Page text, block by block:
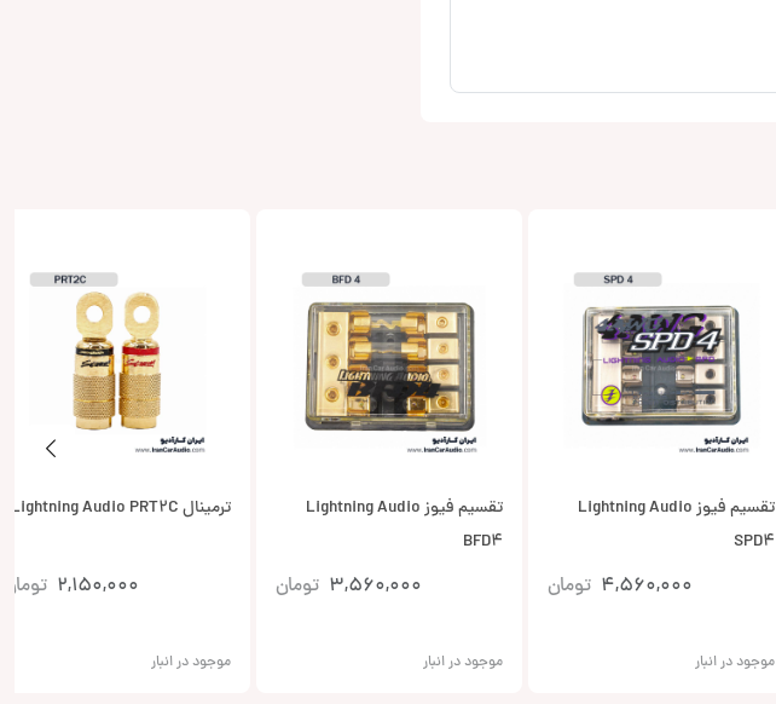
تقسیم فیوز Lightning Audio
SPD4
4,560,000 تومان
موجود در انبار
تقسیم فیوز Lightning Audio
BFD4
3,560,000 تومان
موجود در انبار
ترمینال Lightning Audio PRT2C
2,150,000 تومان
موجود در انبار